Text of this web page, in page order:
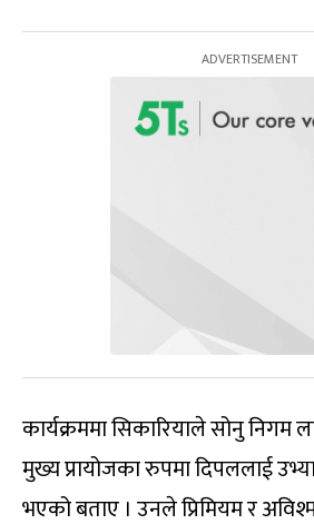
कार्यक्रममा सिकारियाले सोनु निगम
मुख्य प्रायोजका रुपमा दिपललाई
भएको बताए । उनले प्रिमियम र